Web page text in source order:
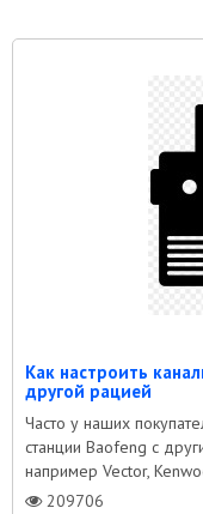
Как настроить
другой рацией
Часто у наших
станции Baofeng с
например Vector,
большинство раций с
209706